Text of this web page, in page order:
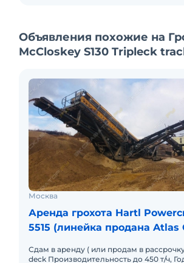
Объявления похожие на
McCloskey S130 Tripleck
Москва
Аренда грохота Hartl
5515 (линейка продана Atlas
Сдам в аренду ( или продам в
deck Производительность до 450 т/ч,